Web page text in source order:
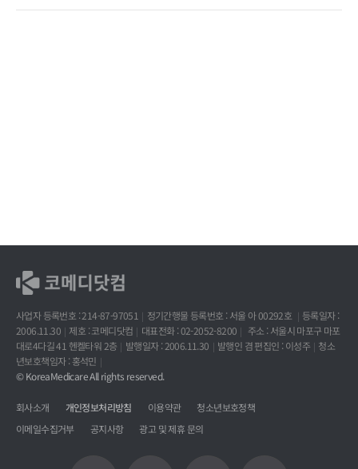
사업자 등록번호 : 214-87-97051 정기간행물 등록번호 : 서울 아 00292호
등록일자 :
2006.11.30
제호 : 코메디닷컴 대표전화 : 02-2052-8200
주소 : 서울시 마포구 마포
대로4다길 41 헨켈타워 2층
발행일자 : 2006.11.30 발행인 겸 편집인 : 이성주
청소
년보호책임자 : 홍석민
© KoreaMedicare All rights reserved.
회사소개 개인정보처리방침 이용약관
청소년보호정책
이메일수집거부
공지사항 광고 및 제휴 문의